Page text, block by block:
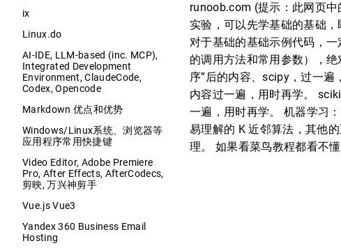
ix
Linux.do
AI-IDE, LLM-based (inc. MCP),
Integrated Development
Environment, ClaudeCode,
Codex, Opencode
Markdown 优点和优势
Windows/Linux系统、浏览器等
应用程序常用快捷键
Video Editor, Adobe Premiere
Pro, After Effects, AfterCodecs,
剪映, 万兴神剪手
Vue.js Vue3
Yandex 360 Business Email
Hosting
runoob.com (提示：此网页
实验，可以先学基础的基础，
对于基础的基础示例代码，
的调用方法和常用参数），
序”后的内容、scipy，过一
内容过一遍，用时再学。
一遍，用时再学。 机器学习
易理解的 K 近邻算法，其他
理。 如果看菜鸟教程都看不